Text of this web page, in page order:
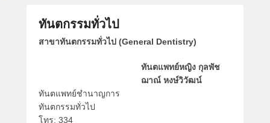
ทันตกรรมทั่วไป
P
e
d
สาขาทันตกรรมทั่วไป (General Dentistry)
ทันตแพทย์หญิง กุลพัช
ฌาณ์ หงษ์วิวัฒน์
ทันตแพทย์ชำนาญการ
ทันตกรรมทั่วไป
โทร: 334